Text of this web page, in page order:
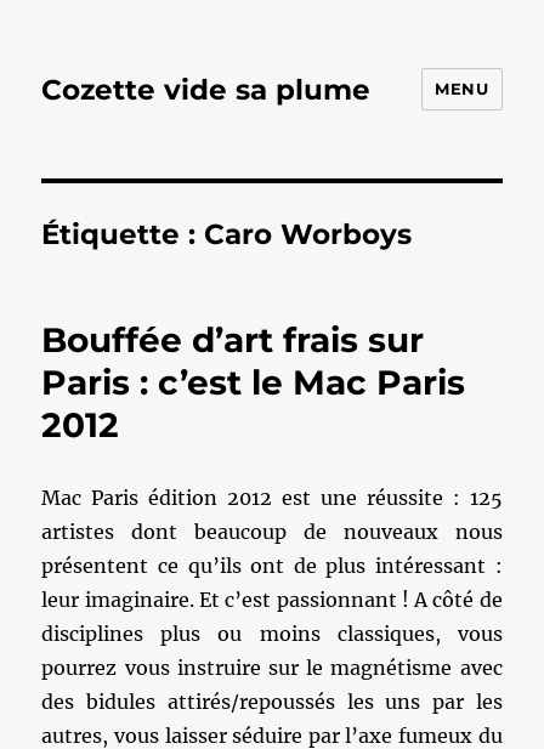
Cozette vide sa plume MENU
Étiquette : Caro Worboys
Bouffée d’art frais sur
Paris : c’est le Mac Paris
2012
Mac Paris édition 2012 est une réussite : 125
artistes dont beaucoup de nouveaux nous
présentent ce qu’ils ont de plus intéressant :
leur imaginaire. Et c’est passionnant ! A côté de
disciplines plus ou moins classiques, vous
pourrez vous instruire sur le magnétisme avec
des bidules attirés/repoussés les uns par les
autres, vous laisser séduire par l’axe fumeux du